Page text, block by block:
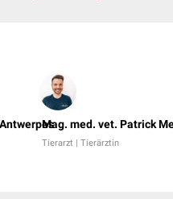
Mag. med. vet. Patrick
Tierarzt | Tierärztin